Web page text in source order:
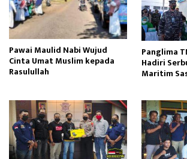
Pawai Maulid Nabi Wujud
Cinta Umat Muslim kepada
Rasulullah
Panglima
Hadiri
Maritim